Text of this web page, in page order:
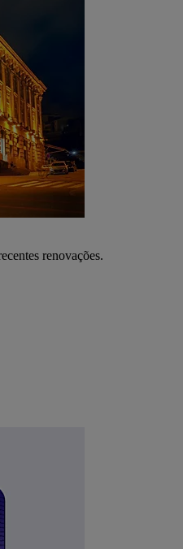
renovações.